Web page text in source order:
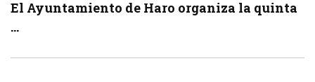
El Ayuntamiento de Haro organiza la quinta
...